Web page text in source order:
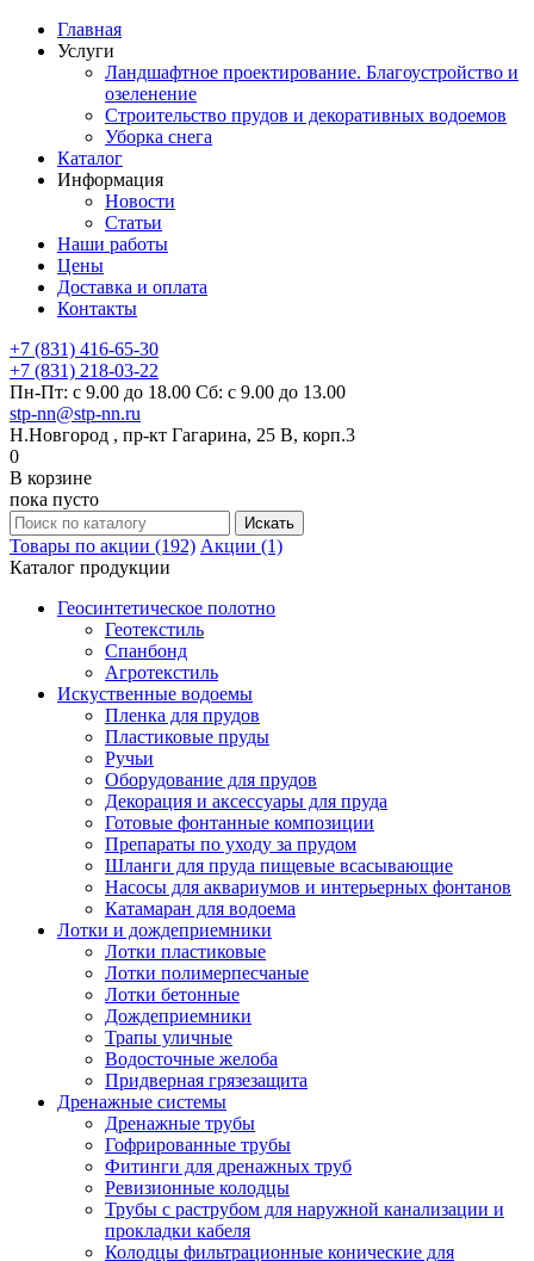
Главная
Услуги
Ландшафтное проектирование. Благоустройство и
озеленение
Строительство прудов и декоративных водоемов
Уборка снега
Каталог
Информация
Новости
Статьи
Наши работы
Цены
Доставка и оплата
Контакты
+7 (831) 416-65-30
+7 (831) 218-03-22
Пн-Пт: с 9.00 до 18.00 Сб: с 9.00 до 13.00
stp-nn@stp-nn.ru
Н.Новгород , пр-кт Гагарина, 25 В, корп.3
0
В корзине
пока пусто
Товары по акции (192) Акции (1)
Каталог продукции
Геосинтетическое полотно
Геотекстиль
Спанбонд
Агротекстиль
Искуственные водоемы
Пленка для прудов
Пластиковые пруды
Ручьи
Оборудование для прудов
Декорация и аксессуары для пруда
Готовые фонтанные композиции
Препараты по уходу за прудом
Шланги для пруда пищевые всасывающие
Насосы для аквариумов и интерьерных фонтанов
Катамаран для водоема
Лотки и дождеприемники
Лотки пластиковые
Лотки полимерпесчаные
Лотки бетонные
Дождеприемники
Трапы уличные
Водосточные желоба
Придверная грязезащита
Дренажные системы
Дренажные трубы
Гофрированные трубы
Фитинги для дренажных труб
Ревизионные колодцы
Трубы с раструбом для наружной канализации и
прокладки кабеля
Колодцы фильтрационные конические для